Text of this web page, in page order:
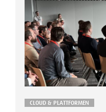
CLOUD & PLATTFORMEN